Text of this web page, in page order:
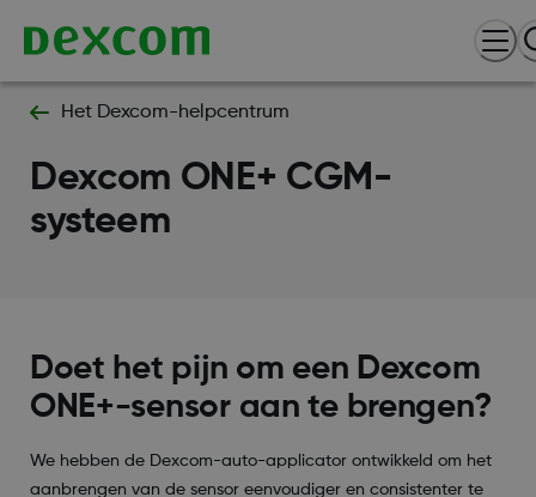
Het Dexcom-helpcentrum
Dexcom ONE+ CGM-
systeem
Doet het pijn om een Dexcom
ONE+-sensor aan te brengen?
We hebben de Dexcom-auto-applicator ontwikkeld om het
aanbrengen van de sensor eenvoudiger en consistenter te